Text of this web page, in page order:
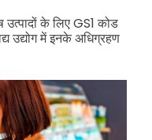
के लिए GS1 कोड
उद्योग में इनके अधिग्रहण